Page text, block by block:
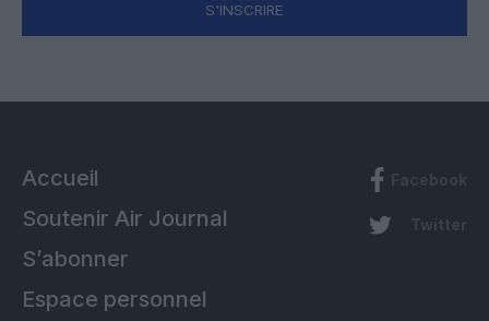
S'INSCRIRE
Accueil
Soutenir Air Journal
S’abonner
Espace personnel